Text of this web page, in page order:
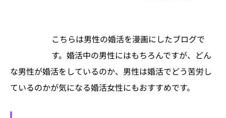
こちらは男性の婚活を漫画にしたブログで
す。婚活中の男性にはもちろんですが、どん
な男性が婚活をしているのか、男性は婚活でどう苦労し
ているのかが気になる婚活女性にもおすすめです。